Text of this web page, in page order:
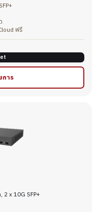
ฟรี
การ
Switch, 2 x 10G SFP+